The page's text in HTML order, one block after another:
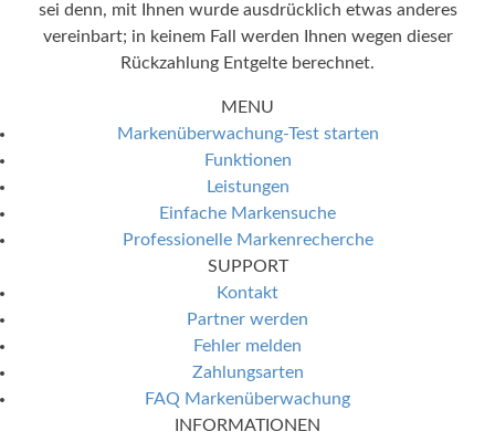
sei denn, mit Ihnen wurde ausdrücklich etwas anderes
vereinbart; in keinem Fall werden Ihnen wegen dieser
Rückzahlung Entgelte berechnet.
MENU
Markenüberwachung-Test starten
Funktionen
Leistungen
Einfache Markensuche
Professionelle Markenrecherche
SUPPORT
Kontakt
Partner werden
Fehler melden
Zahlungsarten
FAQ Markenüberwachung
INFORMATIONEN